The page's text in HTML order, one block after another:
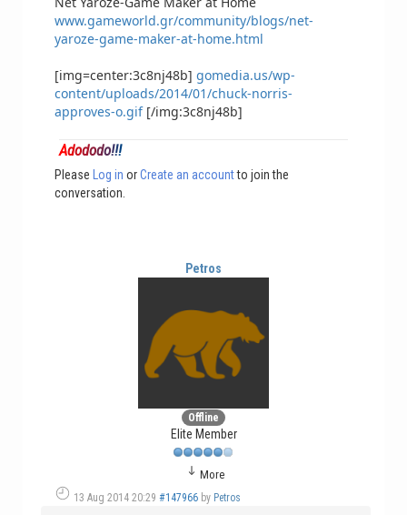
www.gameworld.gr/community/blogs/net-
yaroze-game-maker-at-home.html
[img=center:3c8nj48b] gomedia.us/wp-
content/uploads/2014/01/chuck-norris-
approves-o.gif[/img:3c8nj48b]
Adododo!!!
Please Log in orCreate an accountto join the
conversation.
Petros
Offline
Elite Member
More
13 Aug 2014 20:29 #147966 by Petros